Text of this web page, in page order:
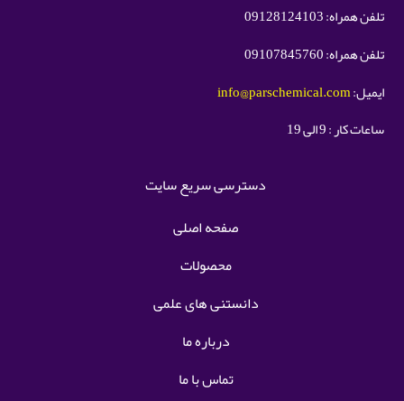
تلفن همراه: 09128124103
تلفن همراه: 09107845760
ایمیل:info@parschemical.com
ساعات کار : 9 الی 19
دسترسی سریع سایت
صفحه اصلی
محصولات
دانستنی های علمی
درباره ما
تماس با ما